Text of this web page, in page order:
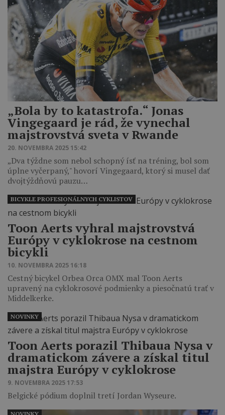
„Bola by to katastrofa.“ Jonas
Vingegaard je rád, že vynechal
majstrovstvá sveta v Rwande
20. NOVEMBRA 2025 15:42
„Dva týždne som nebol schopný ísť na tréning, bol som
úplne vyčerpaný," hovorí Vingegaard, ktorý si musel dať
dvojtýždňovú pauzu…
Toon Aerts vyhral majstrovstvá
Európy v cyklokrose na cestnom
bicykli
10. NOVEMBRA 2025 16:18
Cestný bicykel Orbea Orca OMX mal Toon Aerts
upravený na cyklokrosové podmienky a piesočnatú trať v
Middelkerke.
BICYKLE PROFESIONÁLNYCH CYKLISTOV
Toon Aerts porazil Thibaua Nysa v
dramatickom závere a získal titul
majstra Európy v cyklokrose
9. NOVEMBRA 2025 17:53
Belgické pódium doplnil tretí Jordan Wyseure.
NOVINKY